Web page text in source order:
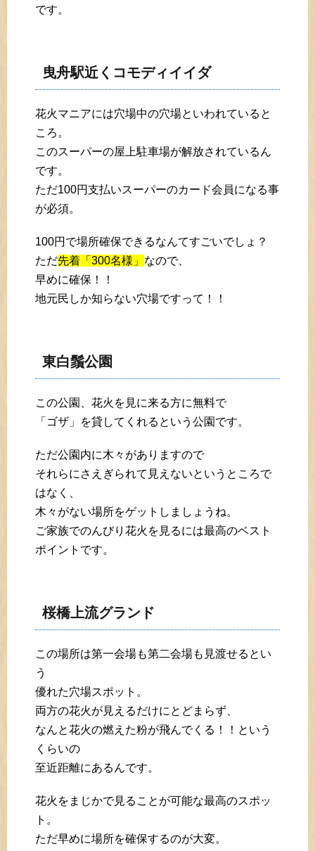
です。
曳舟駅近くコモディイイダ
花火マニアには穴場中の穴場といわれていると
ころ。
このスーパーの屋上駐車場が解放されているん
です。
ただ100円支払いスーパーのカード会員になる事
が必須。
100円で場所確保できるなんてすごいでしょ？
ただ先着「300名様」 なので、
早めに確保！！
地元民しか知らない穴場ですって！！
東白鬚公園
この公園、花火を見に来る方に無料で
「ゴザ」を貸してくれるという公園です。
ただ公園内に木々がありますので
それらにさえぎられて見えないというところで
はなく、
木々がない場所をゲットしましょうね。
ご家族でのんびり花火を見るには最高のベスト
ポイントです。
桜橋上流グランド
この場所は第一会場も第二会場も見渡せるとい
う
優れた穴場スポット。
両方の花火が見えるだけにとどまらず、
なんと花火の燃えた粉が飛んでくる！！という
くらいの
至近距離にあるんです。
花火をまじかで見ることが可能な最高のスポッ
ト。
ただ早めに場所を確保するのが大変。